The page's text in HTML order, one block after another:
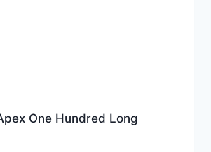
One Hundred Long